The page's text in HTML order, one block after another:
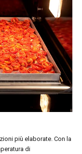
più elaborate. Con la
di